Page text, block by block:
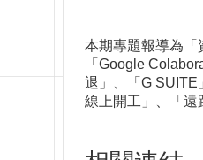
本期專題報導為「
「Google
退」、「G SUITE
線上開工」、「遠